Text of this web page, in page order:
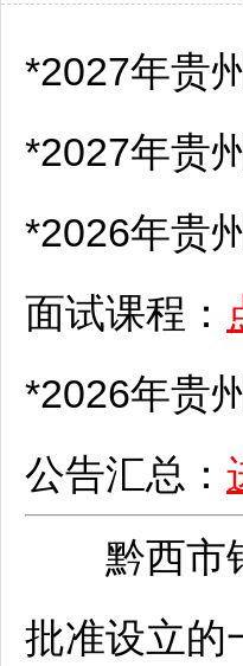
*2027年贵
*2027年贵
*2026年贵
面试课程：
*2026年贵州
公告汇总：
黔西市钟
批准设立的